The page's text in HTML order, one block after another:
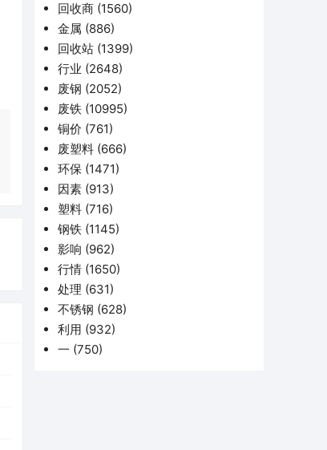
回收商 (1560)
金属 (886)
回收站 (1399)
行业 (2648)
废钢 (2052)
废铁 (10995)
铜价 (761)
废塑料 (666)
环保 (1471)
因素 (913)
塑料 (716)
钢铁 (1145)
影响 (962)
行情 (1650)
处理 (631)
不锈钢 (628)
利用 (932)
一 (750)